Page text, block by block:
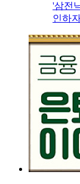
'삼전
인하